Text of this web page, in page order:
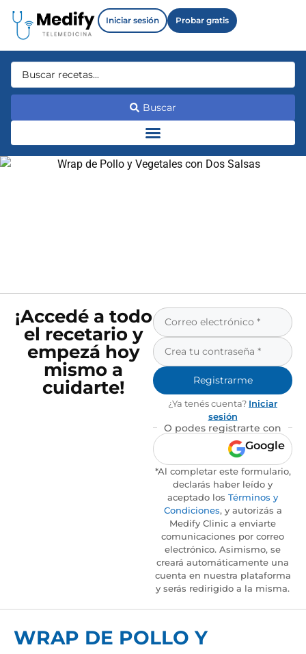
Iniciar sesión Probar gratis
Buscar
¡Accedé a todo
el recetario y
empezá hoy
mismo a
cuidarte!
Registrarme
¿Ya tenés cuenta? Iniciar
sesión
O podes registrarte con
Google
*Al completar este formulario,
declarás haber leído y
aceptado los Términos y
Condiciones, y autorizás a
Medify Clinic a enviarte
comunicaciones por correo
electrónico. Asimismo, se
creará automáticamente una
cuenta en nuestra plataforma
y serás redirigido a la misma.
WRAP DE POLLO Y